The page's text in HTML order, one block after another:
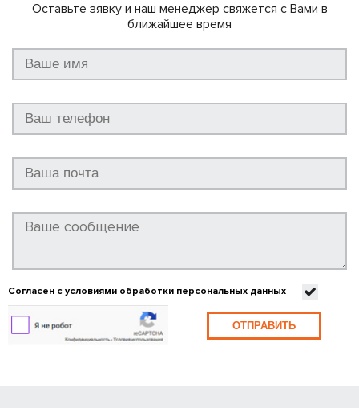
Оставьте зявку и наш менеджер свяжется с Вами в
ближайшее время
Согласен с условиями обработки персональных данных
ОТПРАВИТЬ